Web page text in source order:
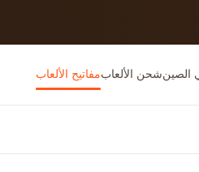
شحن الألعابمفاتيح الألعاب